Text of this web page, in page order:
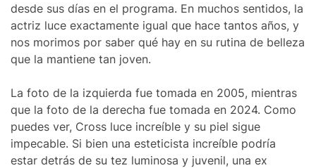
desde sus días en el programa. En muchos sentidos, la
actriz luce exactamente igual que hace tantos años, y
nos morimos por saber qué hay en su rutina de belleza
que la mantiene tan joven.
La foto de la izquierda fue tomada en 2005, mientras
que la foto de la derecha fue tomada en 2024. Como
puedes ver, Cross luce increíble y su piel sigue
impecable. Si bien una esteticista increíble podría
estar detrás de su tez luminosa y juvenil, una ex